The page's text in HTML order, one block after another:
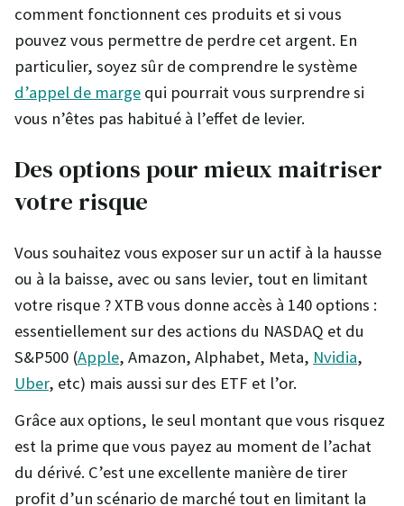
comment fonctionnent ces produits et si vous
pouvez vous permettre de perdre cet argent. En
particulier, soyez sûr de comprendre le système
d’appel de marge qui pourrait vous surprendre si
vous n’êtes pas habitué à l’effet de levier.
Des options pour mieux maitriser
votre risque
Vous souhaitez vous exposer sur un actif à la hausse
ou à la baisse, avec ou sans levier, tout en limitant
votre risque ? XTB vous donne accès à 140 options :
essentiellement sur des actions du NASDAQ et du
S&P500 (Apple, Amazon, Alphabet, Meta, Nvidia,
Uber, etc) mais aussi sur des ETF et l’or.
Grâce aux options, le seul montant que vous risquez
est la prime que vous payez au moment de l’achat
du dérivé. C’est une excellente manière de tirer
profit d’un scénario de marché tout en limitant la